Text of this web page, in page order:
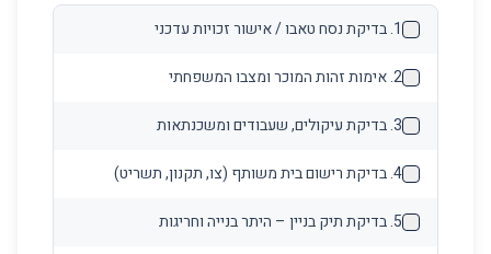
1
.בדיקת נסח טאבו / אישור זכויות עדכני
2
.אימות זהות המוכר ומצבו המשפחתי
3
.בדיקת עיקולים, שעבודים ומשכנתאות
4
.בדיקת רישום בית משותף (צו, תקנון, תשריט)
5
.בדיקת תיק בניין – היתר בנייה וחריגות